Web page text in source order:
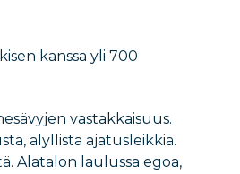
kanssa yli 700
vastakkaisuus.
älyllistä ajatusleikkiä.
Alatalon laulussa egoa,